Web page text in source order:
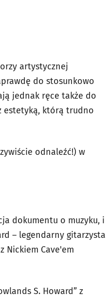
artystycznej
do stosunkowo
jednak ręce także do
estetyką, którą trudno
odnaleźć!) w
dokumentu o muzyku, i
– legendarny gitarzysta
Nickiem Cave'em
S. Howard” z